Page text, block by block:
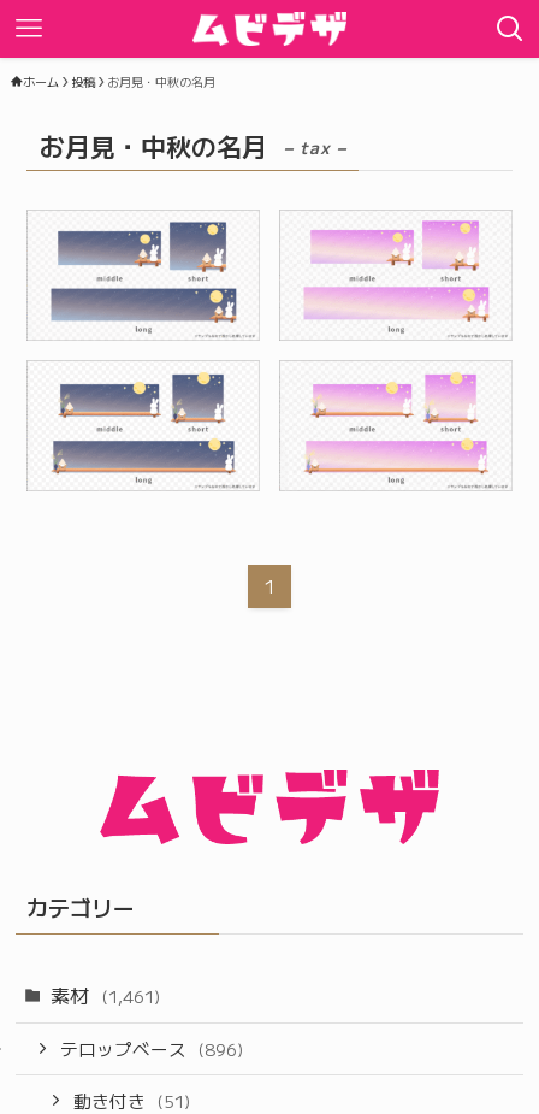
ホーム 投稿 お月見・中秋の名月
お月見・中秋の名月 – tax –
1
カテゴリー
素材 (1,461)
テロップベース (896)
動き付き (51)